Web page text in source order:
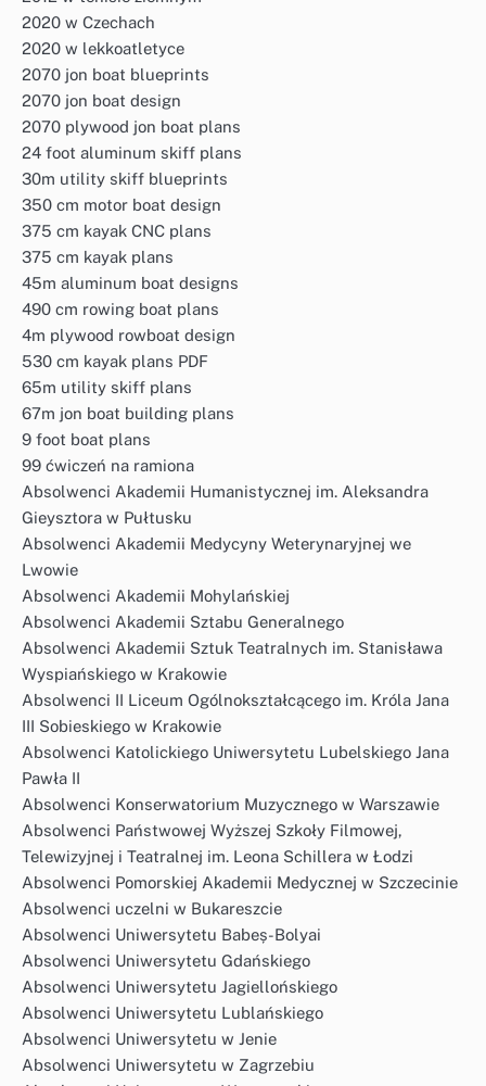
2020 w Czechach
2020 w lekkoatletyce
2070 jon boat blueprints
2070 jon boat design
2070 plywood jon boat plans
24 foot aluminum skiff plans
30m utility skiff blueprints
350 cm motor boat design
375 cm kayak CNC plans
375 cm kayak plans
45m aluminum boat designs
490 cm rowing boat plans
4m plywood rowboat design
530 cm kayak plans PDF
65m utility skiff plans
67m jon boat building plans
9 foot boat plans
99 ćwiczeń na ramiona
Absolwenci Akademii Humanistycznej im. Aleksandra
Gieysztora w Pułtusku
Absolwenci Akademii Medycyny Weterynaryjnej we
Lwowie
Absolwenci Akademii Mohylańskiej
Absolwenci Akademii Sztabu Generalnego
Absolwenci Akademii Sztuk Teatralnych im. Stanisława
Wyspiańskiego w Krakowie
Absolwenci II Liceum Ogólnokształcącego im. Króla Jana
III Sobieskiego w Krakowie
Absolwenci Katolickiego Uniwersytetu Lubelskiego Jana
Pawła II
Absolwenci Konserwatorium Muzycznego w Warszawie
Absolwenci Państwowej Wyższej Szkoły Filmowej,
Telewizyjnej i Teatralnej im. Leona Schillera w Łodzi
Absolwenci Pomorskiej Akademii Medycznej w Szczecinie
Absolwenci uczelni w Bukareszcie
Absolwenci Uniwersytetu Babeș-Bolyai
Absolwenci Uniwersytetu Gdańskiego
Absolwenci Uniwersytetu Jagiellońskiego
Absolwenci Uniwersytetu Lublańskiego
Absolwenci Uniwersytetu w Jenie
Absolwenci Uniwersytetu w Zagrzebiu